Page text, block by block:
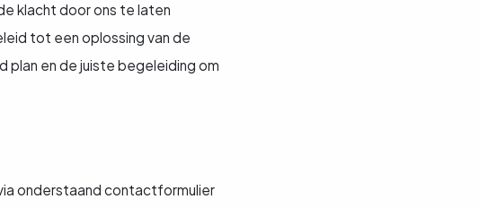
klacht door ons te laten
tot een oplossing van de
plan en de juiste begeleiding om
onderstaand contactformulier